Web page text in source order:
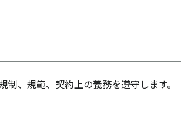
、規範、契約上の義務を遵守します。